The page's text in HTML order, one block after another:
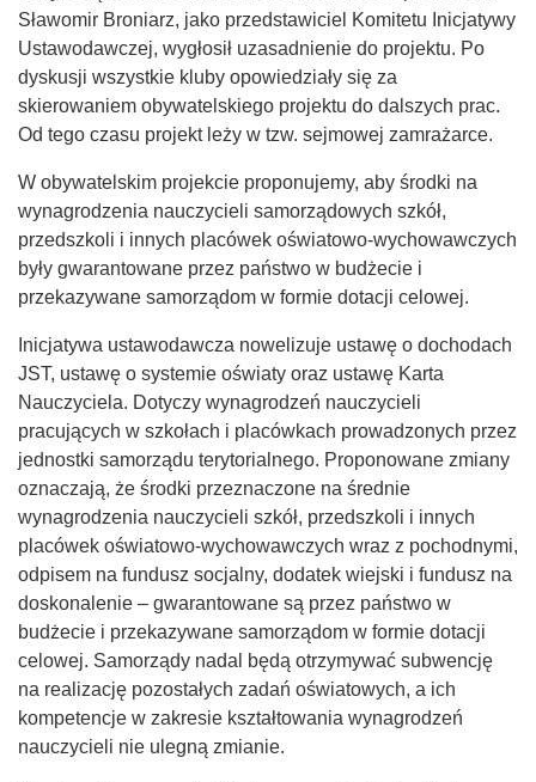
Sławomir Broniarz, jako przedstawiciel Komitetu Inicjatywy
Ustawodawczej, wygłosił uzasadnienie do projektu. Po
dyskusji wszystkie kluby opowiedziały się za
skierowaniem obywatelskiego projektu do dalszych prac.
Od tego czasu projekt leży w tzw. sejmowej zamrażarce.
W obywatelskim projekcie proponujemy, aby środki na
wynagrodzenia nauczycieli samorządowych szkół,
przedszkoli i innych placówek oświatowo-wychowawczych
były gwarantowane przez państwo w budżecie i
przekazywane samorządom w formie dotacji celowej.
Inicjatywa ustawodawcza nowelizuje ustawę o dochodach
JST, ustawę o systemie oświaty oraz ustawę Karta
Nauczyciela. Dotyczy wynagrodzeń nauczycieli
pracujących w szkołach i placówkach prowadzonych przez
jednostki samorządu terytorialnego. Proponowane zmiany
oznaczają, że środki przeznaczone na średnie
wynagrodzenia nauczycieli szkół, przedszkoli i innych
placówek oświatowo-wychowawczych wraz z pochodnymi,
odpisem na fundusz socjalny, dodatek wiejski i fundusz na
doskonalenie – gwarantowane są przez państwo w
budżecie i przekazywane samorządom w formie dotacji
celowej. Samorządy nadal będą otrzymywać subwencję
na realizację pozostałych zadań oświatowych, a ich
kompetencje w zakresie kształtowania wynagrodzeń
nauczycieli nie ulegną zmianie.